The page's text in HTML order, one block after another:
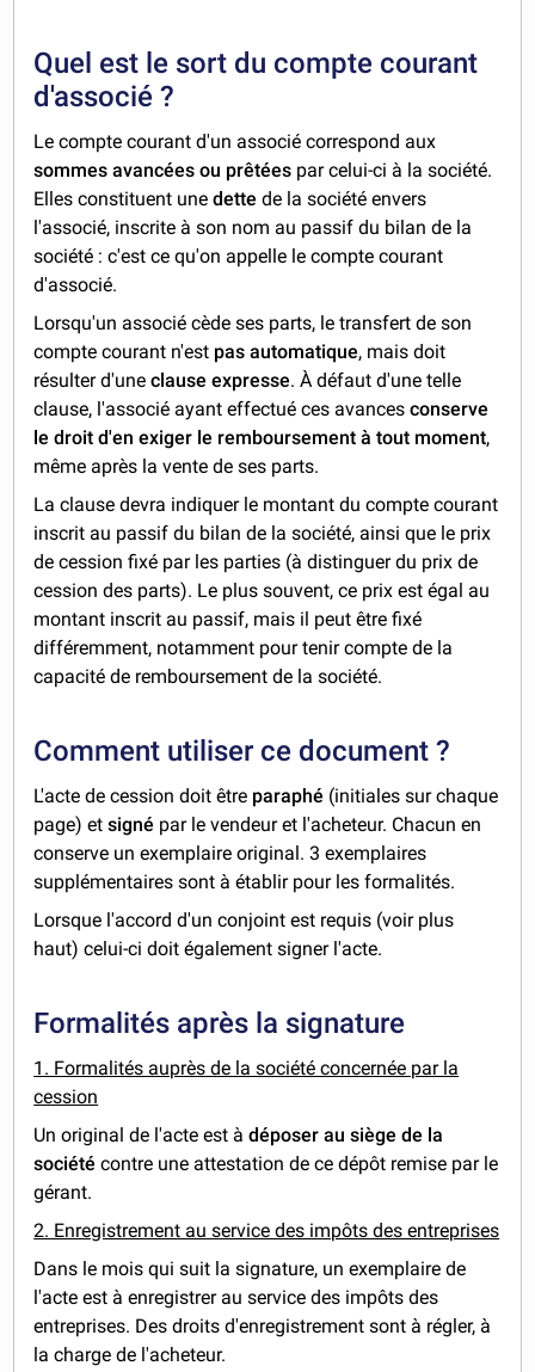
Quel est le sort du compte courant
d'associé ?
Le compte courant d'un associé correspond aux
sommes avancées ou prêtées par celui-ci à la société.
Elles constituent unedette de la société envers
l'associé, inscrite à son nom au passif du bilan de la
société : c'est ce qu'on appelle le compte courant
d'associé.
Lorsqu'un associé cède ses parts, le transfert de son
compte courant n'est pas automatique, mais doit
résulter d'uneclause expresse. À défaut d'une telle
clause, l'associé ayant effectué ces avancesconserve
le droit d'en exiger le remboursement à tout moment,
même après la vente de ses parts.
La clause devra indiquer le montant du compte courant
inscrit au passif du bilan de la société, ainsi que le prix
de cession fixé par les parties (à distinguer du prix de
cession des parts). Le plus souvent, ce prix est égal au
montant inscrit au passif, mais il peut être fixé
différemment, notamment pour tenir compte de la
capacité de remboursement de la société.
Comment utiliser ce document ?
L'acte de cession doit être paraphé (initiales sur chaque
page) etsigné par le vendeur et l'acheteur. Chacun en
conserve un exemplaire original. 3 exemplaires
supplémentaires sont à établir pour les formalités.
Lorsque l'accord d'un conjoint est requis (voir plus
haut) celui-ci doit également signer l'acte.
Formalités après la signature
1. Formalités auprès de la société concernée par la
cession
Un original de l'acte est àdéposer au siège de la
société contre une attestation de ce dépôt remise par le
gérant.
2. Enregistrement au service des impôts des entreprises
Dans le mois qui suit la signature, un exemplaire de
l'acte est à enregistrer au service des impôts des
entreprises. Des droits d'enregistrement sont à régler, à
la charge de l'acheteur.